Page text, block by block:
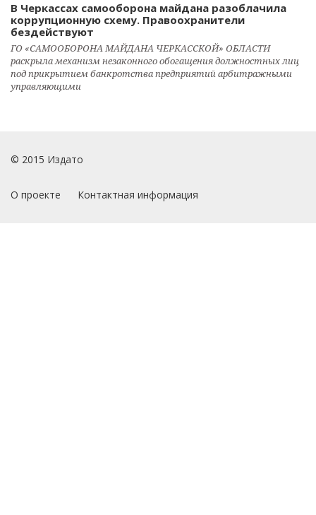
В Черкассах самооборона майдана разоблачила
коррупционную схему. Правоохранители
бездействуют
ГО «САМООБОРОНА МАЙДАНА ЧЕРКАССКОЙ» ОБЛАСТИ
раскрыла механизм незаконного обогащения должностных лиц
под прикрытием банкротства предприятий арбитражными
управляющими
© 2015 Издато
О проекте Контактная информация